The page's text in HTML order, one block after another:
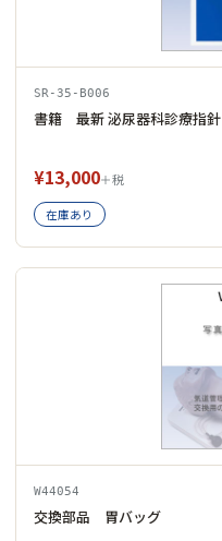
SR-35-B006
書籍 最新 泌尿器科診療指針
¥13,000＋税
在庫あり
W44054
交換部品 胃バッグ